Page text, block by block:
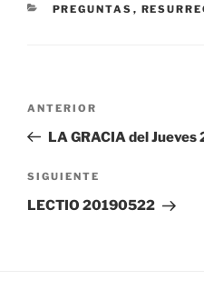
CATEGORÍAS
PREGUNTAS ,
entradas
Entrada
anterior:
ANTERIOR
LA GRACIA del Jueves
Siguiente
entrada
SIGUIENTE
LECTIO 20190522